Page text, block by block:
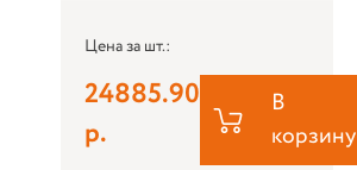
Цена за шт.:
24885.90
р.
В
корзину